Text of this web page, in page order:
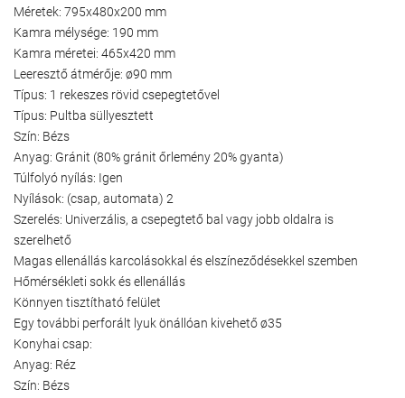
Méretek: 795x480x200 mm
Kamra mélysége: 190 mm
Kamra méretei: 465x420 mm
Leeresztő átmérője: ø90 mm
Típus: 1 rekeszes rövid csepegtetővel
Típus: Pultba süllyesztett
Szín: Bézs
Anyag: Gránit (80% gránit őrlemény 20% gyanta)
Túlfolyó nyílás: Igen
Nyílások: (csap, automata) 2
Szerelés: Univerzális, a csepegtető bal vagy jobb oldalra is
szerelhető
Magas ellenállás karcolásokkal és elszíneződésekkel szemben
Hőmérsékleti sokk és ellenállás
Könnyen tisztítható felület
Egy további perforált lyuk önállóan kivehető ø35
Konyhai csap:
Anyag: Réz
Szín: Bézs